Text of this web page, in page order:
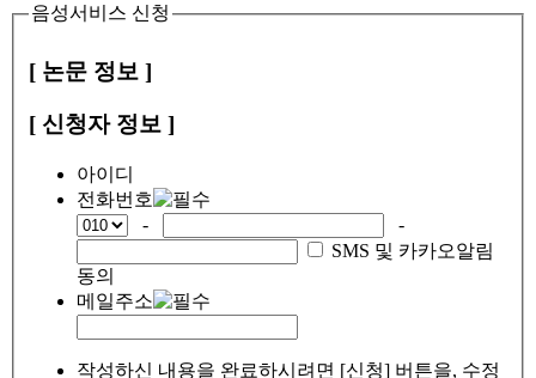
음성서비스 신청
[ 논문 정보 ]
[ 신청자 정보 ]
아이디
전화번호
-
-
SMS 및 카카오알림
동의
메일주소
작성하신 내용을 완료하시려면 [신청] 버튼을, 수정